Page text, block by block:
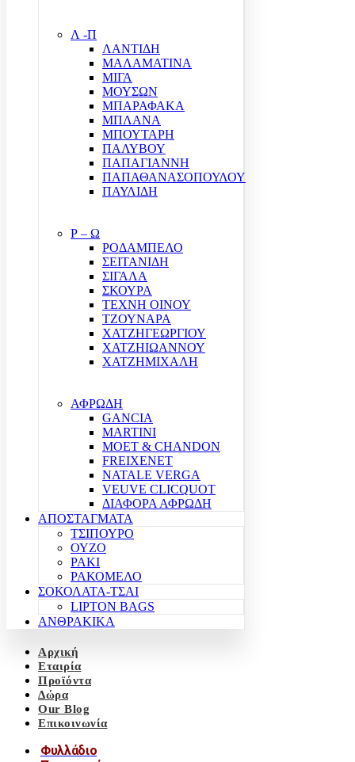
Λ -Π
ΛΑΝΤΙΔΗ
ΜΑΛΑΜΑΤΙΝΑ
ΜΙΓΑ
ΜΟΥΣΩΝ
ΜΠΑΡΑΦΑΚΑ
ΜΠΛΑΝΑ
ΜΠΟΥΤΑΡΗ
ΠΑΛΥΒΟΥ
ΠΑΠΑΓΙΑΝΝΗ
ΠΑΠΑΘΑΝΑΣΟΠΟΥΛΟΥ
ΠΑΥΛΙΔΗ
Ρ – Ω
ΡΟΔΑΜΠΕΛΟ
ΣΕΙΤΑΝΙΔΗ
ΣΙΓΑΛΑ
ΣΚΟΥΡΑ
ΤΕΧΝΗ ΟΙΝΟΥ
ΤΖΟΥΝΑΡΑ
ΧΑΤΖΗΓΕΩΡΓΙΟΥ
ΧΑΤΖΗΙΩΑΝΝΟΥ
ΧΑΤΖΗΜΙΧΑΛΗ
ΑΦΡΩΔΗ
GANCIA
MARTINI
MOET & CHANDON
FREIXENET
NATALE VERGA
VEUVE CLICQUOT
ΔΙΑΦΟΡΑ ΑΦΡΩΔΗ
ΑΠΟΣΤΑΓΜΑΤΑ
ΤΣΙΠΟΥΡΟ
ΟΥΖΟ
ΡΑΚΙ
ΡΑΚΟΜΕΛΟ
ΣΟΚΟΛΑΤΑ-ΤΣΑΙ
LIPTON BAGS
ΑΝΘΡΑΚΙΚΑ
Αρχική
Εταιρία
Προϊόντα
Δώρα
Our Blog
Επικοινωνία
Φυλλάδιο